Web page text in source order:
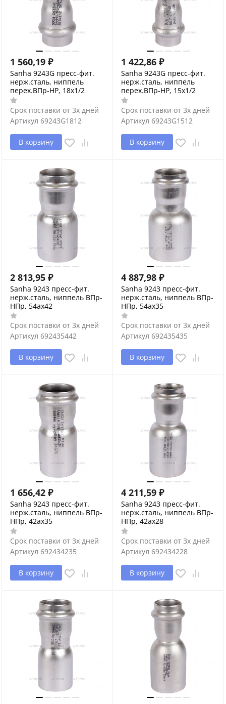
1 560,19 ₽
Sanha 9243G пресс-фит.
нерж.сталь, ниппель
перех.ВПр-НР, 18x1/2
Срок поставки от 3х дней
Артикул 69243G1812
В корзину
1 422,86 ₽
Sanha 9243G пресс-фит.
нерж.сталь, ниппель
перех.ВПр-НР, 15x1/2
Срок поставки от 3х дней
Артикул 69243G1512
В корзину
2 813,95 ₽
Sanha 9243 пресс-фит.
нерж.сталь, ниппель ВПр-
НПр, 54ax42
Срок поставки от 3х дней
Артикул 692435442
В корзину
4 887,98 ₽
Sanha 9243 пресс-фит.
нерж.сталь, ниппель ВПр-
НПр, 54ax35
Срок поставки от 3х дней
Артикул 692435435
В корзину
1 656,42 ₽
Sanha 9243 пресс-фит.
нерж.сталь, ниппель ВПр-
НПр, 42ax35
Срок поставки от 3х дней
Артикул 692434235
В корзину
4 211,59 ₽
Sanha 9243 пресс-фит.
нерж.сталь, ниппель ВПр-
НПр, 42ax28
Срок поставки от 3х дней
Артикул 692434228
В корзину